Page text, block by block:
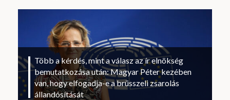
Több a kérdés, mint a válasz az ír elnökség
bemutatkozása után: Magyar Péter kezében
van, hogy elfogadja-e a brüsszeli zsarolás
állandósítását